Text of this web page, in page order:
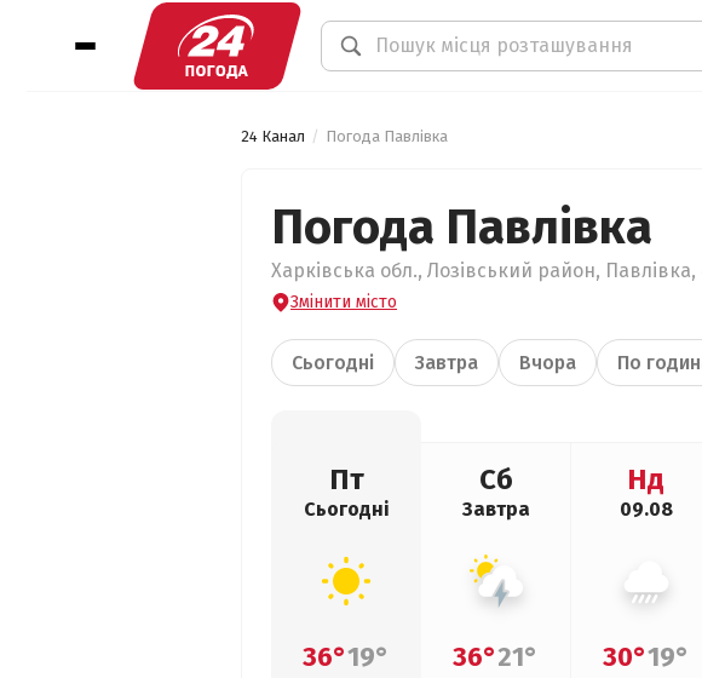
24 Канал Погода Павлівка
Погода Павлівка
Харківська обл., Лозівський район,
Змінити місто
Сьогодні Завтра Вчора По
Пт
Сьогодні
36°19°
Сб
Завтра
36°21°
Нд
09.08
30°19°